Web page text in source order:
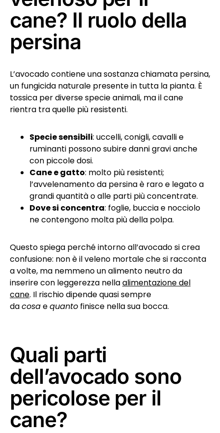
cane? Il ruolo della
persina
L’avocado contiene una sostanza chiamata persina,
un fungicida naturale presente in tutta la pianta. È
tossica per diverse specie animali, ma il cane
rientra tra quelle più resistenti.
Specie sensibili: uccelli, conigli, cavalli e
ruminanti possono subire danni gravi anche
con piccole dosi.
Cane e gatto: molto più resistenti;
l’avvelenamento da persina è raro e legato a
grandi quantità o alle parti più concentrate.
Dove si concentra: foglie, buccia e nocciolo
ne contengono molta più della polpa.
Questo spiega perché intorno all’avocado si crea
confusione: non è il veleno mortale che si racconta
a volte, ma nemmeno un alimento neutro da
inserire con leggerezza nellaalimentazione del
cane. Il rischio dipende quasi sempre
dacosaequanto finisce nella sua bocca.
Quali parti
dell’avocado sono
pericolose per il
cane?